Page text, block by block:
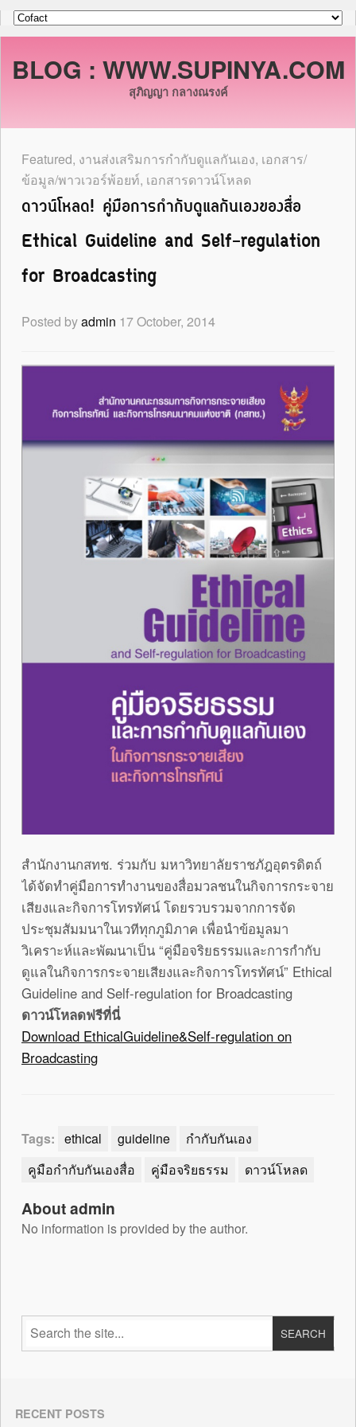
BLOG : WWW.SUPINYA.COM
สุภิญญา กลางณรงค์
Featured, งานส่งเสริมการกำกับดูแลกันเอง, เอกสาร/
ข้อมูล/พาวเวอร์พ้อยท์, เอกสารดาวน์โหลด
ดาวน์โหลด! คู่มือการกำกับดูแลกันเองของสื่อ
Ethical Guideline and Self-regulation
for Broadcasting
Posted byadmin 17 October, 2014
สำนักงานกสทช. ร่วมกับ มหาวิทยาลัยราชภัฎอุตรดิตถ์
ได้จัดทำคู่มือการทำงานของสื่อมวลชนในกิจการกระจาย
เสียงและกิจการโทรทัศน์ โดยรวบรวมจากการจัด
ประชุมสัมมนาในเวทีทุกภูมิภาค เพื่อนำข้อมูลมา
วิเคราะห์และพัฒนาเป็น “คู่มือจริยธรรมและการกำกับ
ดูแลในกิจการกระจายเสียงและกิจการโทรทัศน์” Ethical
Guideline and Self-regulation for Broadcasting
ดาวน์โหลดฟรีที่นี่
Download EthicalGuideline&Self-regulation on
Broadcasting
Tags: ethical guideline
กำกับกันเอง
คูมือกำกับกันเองสื่อ
คู่มือจริยธรรม ดาวน์โหลด
About admin
No information is provided by the author.
RECENT POSTS